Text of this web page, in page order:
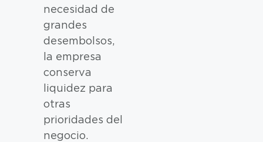
necesidad de
grandes
desembolsos,
la empresa
conserva
liquidez para
otras
prioridades del
negocio.